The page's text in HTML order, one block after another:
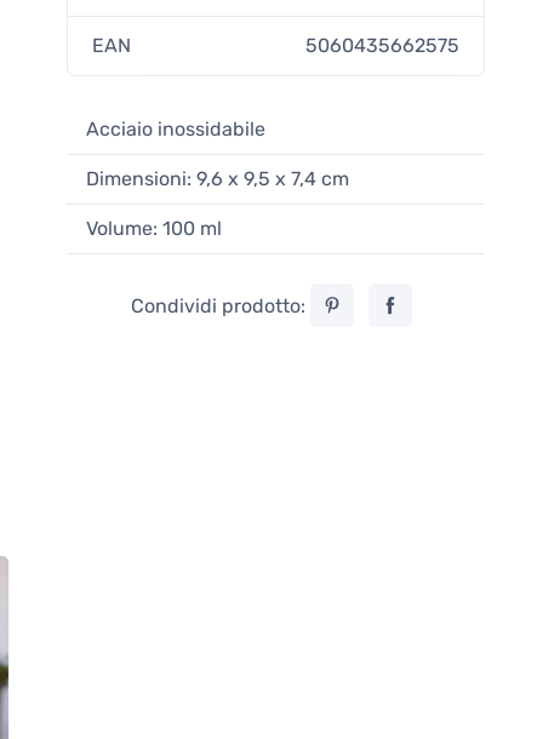
EAN 5060435662575
Acciaio inossidabile
Dimensioni: 9,6 x 9,5 x 7,4 cm
Volume: 100 ml
Condividi prodotto: